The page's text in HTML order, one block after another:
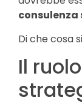
Di che cosa
Il